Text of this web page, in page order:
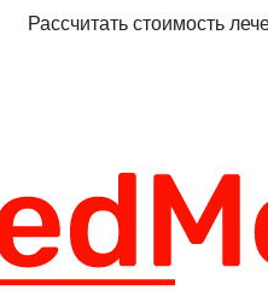
Рассчитать стоимость